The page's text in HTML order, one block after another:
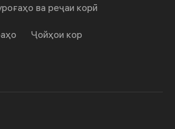
ва реҷаи корӣ
Ҷойҳои кор